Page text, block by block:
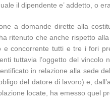
il dipendente e’ addetto, o
a domande dirette alla
ritenuto che anche rispetto
concorrente tutti e tre i fori
tuttavia l’oggetto del
in relazione alla sede
del datore di lavoro) e,
locate, ha emesso quel